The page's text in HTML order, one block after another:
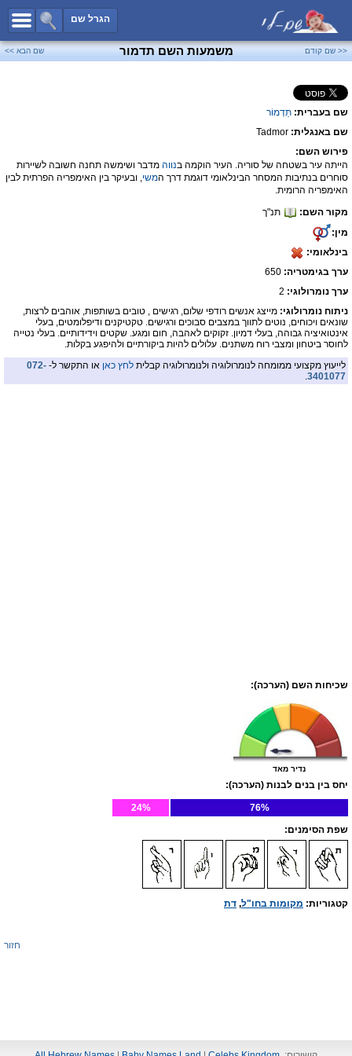
הגרל שם
כל השמות
שמות לבנים
שמות נדירים
פייסבוק
<< שם קודם משמעות השם תדמור שם הבא >>
שם בעברית: תַּדְמוֹר
שם באנגלית: Tadmor
פירוש השם:
הייתה עיר בשטחה של סוריה. העיר הוקמה בנווה מדבר ושימשה תחנה חשובה לשיירות
סוחרים בנתיבות המסחר הבינלאומי דוגמת דרך המשי, ובעיקר בין האימפריה הפרתית לבין
האימפריה הרומית.
מקור השם:
תנ"ך
מין:
בינלאומי:
ערך בגימטריה:
ערך נומרולוגי: 2
ניתוח נומרולוגי: מייצג אנשים רודפי שלום, רגישים , טובים בשותפות, אוהבים לרצות,
שונאים ויכוחים, נוטים לתווך במצבים סבוכים ורגישים. טקטיקנים ודיפלומטים, בעלי
אינטואיציה גבוהה, בעלי דמיון. זקוקים לאהבה, חום ומגע. שקטים וידידותיים. בעלי נטייה
לחוסר ביטחון ומצבי רוח משתנים. עלולים להיות ביקורתיים ולהיפגע בקלות.
לייעוץ מקצועי ממומחה לנומרולוגיה ולנומרולוגיה קבלית לחץ כאן או התקשר ל- 072-
3401077
.
שכיחות השם (הערכה):
נדיר מאד
יחס בין בנים לבנות (הערכה):
76%
24%
שפת הסימנים:
קטגוריות: מקומות בחו"ל, דת
חזור